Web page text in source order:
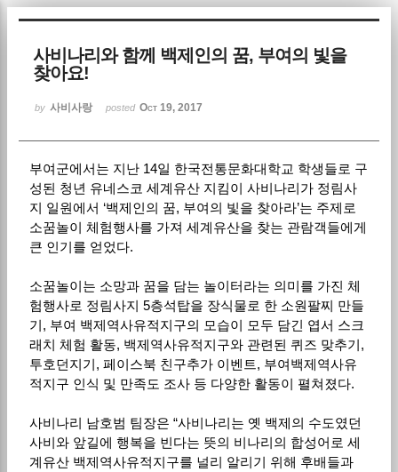
사비나리와 함께 백제인의 꿈, 부여의 빛을
찾아요!
by 사비사랑 posted Oct 19, 2017
부여군에서는 지난 14일 한국전통문화대학교 학생들로 구
성된 청년 유네스코 세계유산 지킴이 사비나리가 정림사
지 일원에서 ‘백제인의 꿈, 부여의 빛을 찾아라’는 주제로
소꿈놀이 체험행사를 가져 세계유산을 찾는 관람객들에게
큰 인기를 얻었다.
소꿈놀이는 소망과 꿈을 담는 놀이터라는 의미를 가진 체
험행사로 정림사지 5층석탑을 장식물로 한 소원팔찌 만들
기, 부여 백제역사유적지구의 모습이 모두 담긴 엽서 스크
래치 체험 활동, 백제역사유적지구와 관련된 퀴즈 맞추기,
투호던지기, 페이스북 친구추가 이벤트, 부여백제역사유
적지구 인식 및 만족도 조사 등 다양한 활동이 펼쳐졌다.
사비나리 남호범 팀장은 “사비나리는 옛 백제의 수도였던
사비와 앞길에 행복을 빈다는 뜻의 비나리의 합성어로 세
계유산 백제역사유적지구를 널리 알리기 위해 후배들과
Sketchbook5, 스케치북5
Sketchbook5, 스케치북5